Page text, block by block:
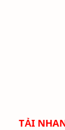
TẢI